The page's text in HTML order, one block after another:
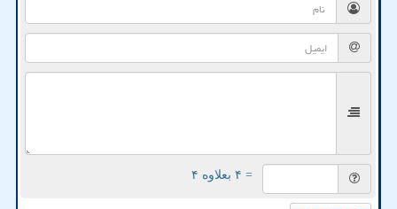
= ۴ بعلاوه ۴